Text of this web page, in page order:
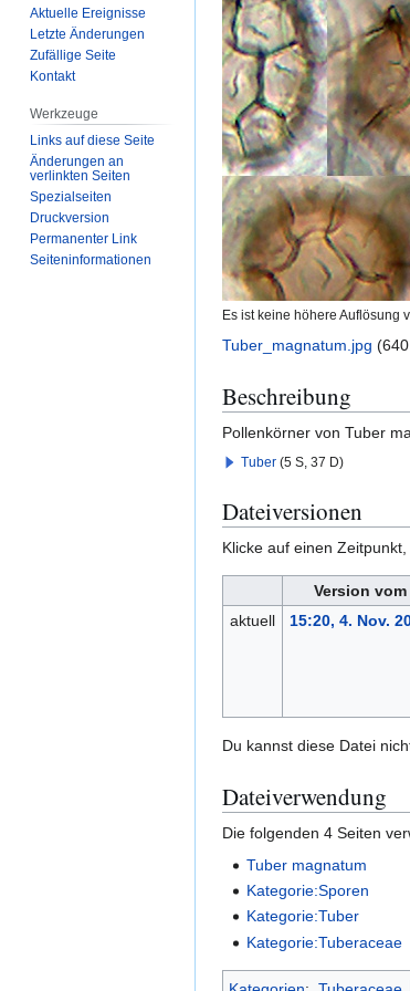
Es ist keine höhere Auflösung
Tuber_magnatum.jpg
Beschreibung
Pollenkörner von Tuber
Tuber (5 S, 37 D)
Dateiversionen
Klicke auf einen
Version vom
aktuell
15:20, 4. Nov.
Du kannst diese Datei
Dateiverwendung
Die folgenden 4 Seiten
Tuber magnatum
Kategorie:Sporen
Kategorie:Tuber
Kategorie:Tuberaceae
Aktuelle Ereignisse
Letzte Änderungen
Zufällige Seite
Kontakt
Werkzeuge
Links auf diese Seite
Änderungen an
verlinkten Seiten
Spezialseiten
Druckversion
Permanenter Link
Seiten­­informationen